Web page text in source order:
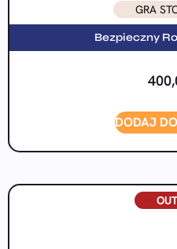
GRA
Bezpieczny
DODAJ